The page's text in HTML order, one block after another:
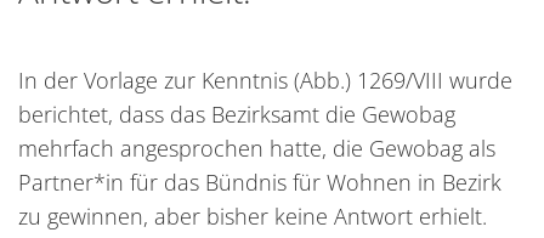
In der Vorlage zur Kenntnis (Abb.) 1269/VIII wurde
berichtet, dass das Bezirksamt die Gewobag
mehrfach angesprochen hatte, die Gewobag als
Partner*in für das Bündnis für Wohnen in Bezirk
zu gewinnen, aber bisher keine Antwort erhielt.